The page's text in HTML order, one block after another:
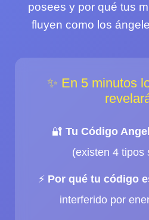
posees y por qué tus
fluyen como los
✨ En 5 minutos
🔐 Tu Código
(existen 4 tipos
⚡ Por qué tu código
interferido por